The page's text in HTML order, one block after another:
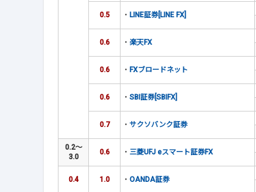
0.5 ・ LINE証券[LINE FX]
0.6 ・ 楽天FX
0.6 ・ FXブロードネット
0.6 ・ SBI証券[SBIFX]
0.7 ・ サクソバンク証券
0.2～
3.0
0.6 ・ 三菱UFJ eスマート証券FX
0.4 1.0 ・ OANDA証券